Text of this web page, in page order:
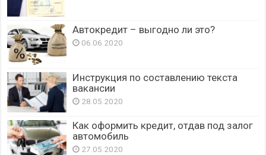
Автокредит – выгодно ли это?
06.06.2020
Инструкция по составлению текста
вакансии
28.05.2020
Как оформить кредит, отдав под залог
автомобиль
27.05.2020